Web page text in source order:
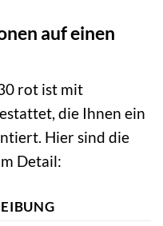
auf einen
rot ist mit
die Ihnen ein
Hier sind die
Detail: